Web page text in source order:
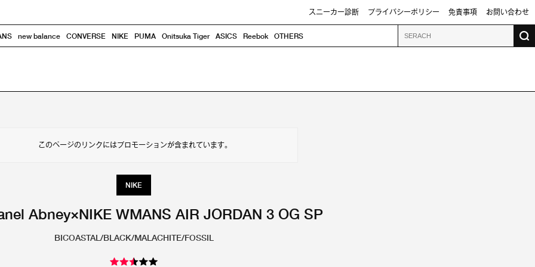
スニーカー診断 プライバシーポリシー 免責事項 お問い合わせ
new balance CONVERSE NIKE PUMA Onitsuka Tiger ASICS Reebok OTHERS
このページのリンクにはプロモーションが含まれています。
NIKE
Abney×NIKE WMANS AIR JORDAN 3 OG SP
BICOASTAL/BLACK/MALACHITE/FOSSIL